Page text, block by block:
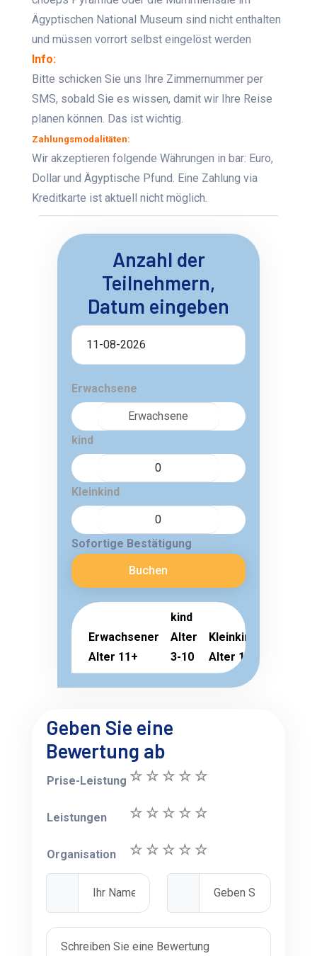
Ägyptischen National Museum sind nicht enthalten
und müssen vorrort selbst eingelöst werden
Info:
Bitte schicken Sie uns Ihre Zimmernummer per
SMS, sobald Sie es wissen, damit wir Ihre Reise
planen können. Das ist wichtig.
Zahlungsmodalitäten:
Wir akzeptieren folgende Währungen in bar: Euro,
Dollar und Ägyptische Pfund. Eine Zahlung via
Kreditkarte ist aktuell nicht möglich.
Anzahl der
Teilnehmern,
Datum eingeben
Erwachsene
kind
Kleinkind
Sofortige Bestätigung
Buchen
Erwachsener
Alter 11+
kind
Alter
3-10
Kleinkind
Alter 1-2
Geben Sie eine
Bewertung ab
Prise-Leistung
Leistungen
Organisation